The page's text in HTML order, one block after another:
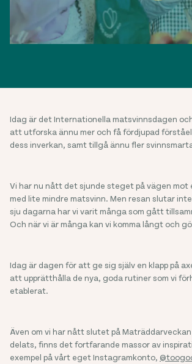
Idag är det Internationella matsvinnsdagen
att utforska ännu mer och få fördjupad
dess inverkan, samt tillgå ännu fler
Vi har nu nått det sjunde steget på vägen
med lite mindre matsvinn. Men resan slutar
sju dagarna har vi varit många som gått
Och när vi är många kan vi komma långt och
Idag är dagen för att ge sig själv en klapp på
att upprätthålla de nya, goda rutiner som vi
etablerat.
Även om vi har nått slutet på
delats, finns det fortfarande massor av
exempel på vårt eget Instagramkonto,